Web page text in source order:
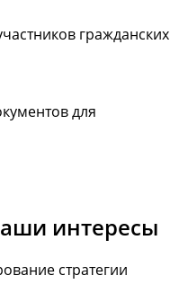
гражданских
для
интересы
стратегии